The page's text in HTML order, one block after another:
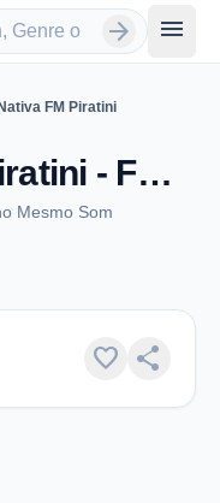
arrow_forward menu
Nativa FM Piratini
Nativa FM Piratini - FM 94.1 - Piratini
Mesmo Som
favorite share